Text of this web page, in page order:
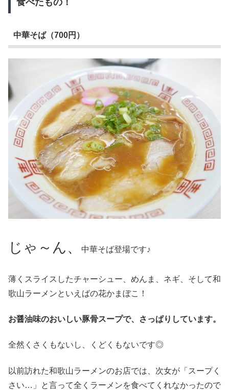
食べたもの！
中華そば（700円）
じゃ～ん、 中華そば登場です♪
薄くスライスしたチャーシュー、めんま、ネギ、そして和
歌山ラーメンといえばの花かまぼこ！
お醤油味のおいしい豚骨スープで、さっぱりしています。
全然くさくもないし、くどくもないです◎
以前訪れた和歌山ラーメンのお店では、次女が「スープく
さい…」と言って全くラーメンを食べてくれなかったので